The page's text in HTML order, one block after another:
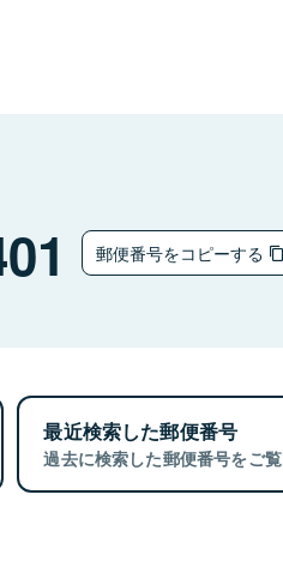
郵便番号をコピーする
最近検索した郵便番号
過去に検索した郵便番号をご覧